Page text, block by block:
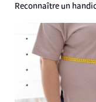
Reconnaître un